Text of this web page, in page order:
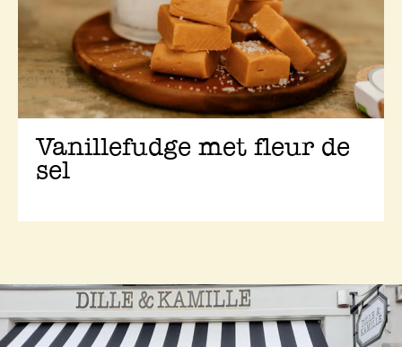
Vanillefudge met fleur de
sel